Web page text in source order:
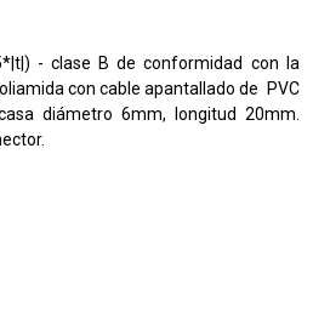
- clase B de conformidad con la
con cable apantallado de PVC
diámetro 6mm, longitud 20mm.